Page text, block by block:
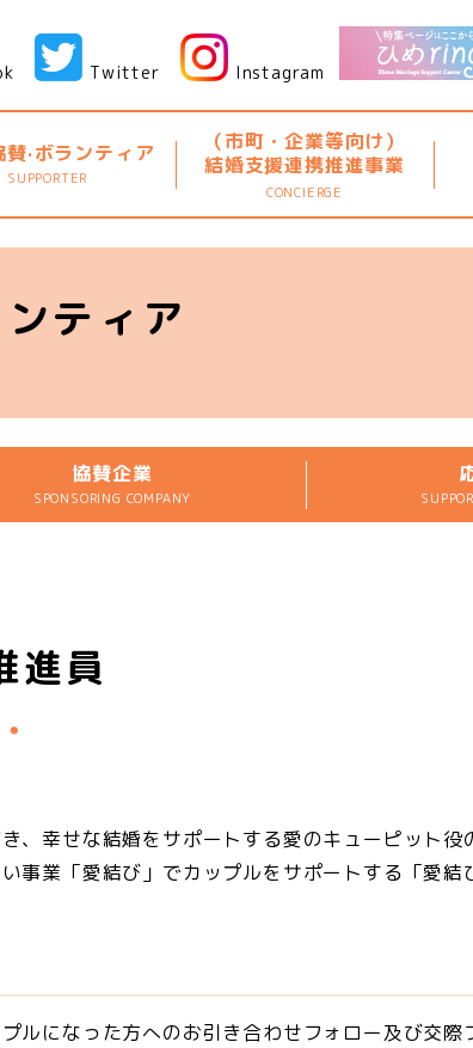
賛·ボランティア
SUPPORTER
（市町・企業等向け）
結婚支援連携推進事業
CONCIERGE
Twitter Instagram
ティア
協賛企業
SPONSORING COMPANY
進員
、幸せな結婚をサポートする愛のキューピット役
事業「愛結び」でカップルをサポートする「愛結
ルになった方へのお引き合わせフォロー及び交際